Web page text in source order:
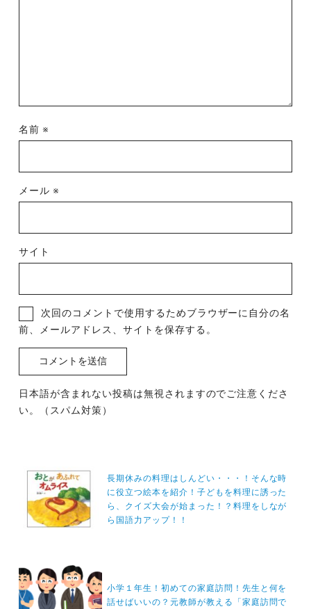
名前 ※
メール ※
サイト
次回のコメントで使用するためブラウザーに自分の名
前、メールアドレス、サイトを保存する。
日本語が含まれない投稿は無視されますのでご注意くださ
い。（スパム対策）
ナ
ビ
シ
ョ
長期休みの料理はしんどい・・・！そんな時
に役立つ絵本を紹介！子どもを料理に誘った
ら、クイズ大会が始まった！？料理をしなが
ら国語力アップ！！
小学１年生！初めての家庭訪問！先生と何を
話せばいいの？元教師が教える「家庭訪問で